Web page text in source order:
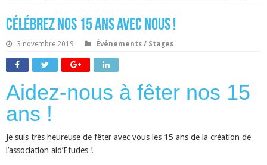
Célébrez nos 15 ans avec nous !
3 novembre 2019 Événements / Stages
Aidez-nous à fêter nos 15
ans !
Je suis très heureuse de fêter avec vous les 15 ans de la création de
l’association aid’Etudes !